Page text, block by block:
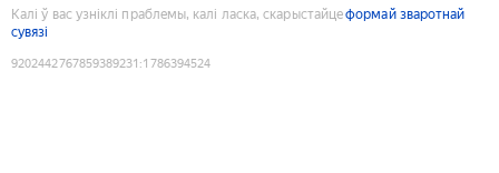
Калі ў вас узніклі праблемы, калі ласка, скарыстайцеформай зваротнай
сувязі
9202442767859389231 :1786394524